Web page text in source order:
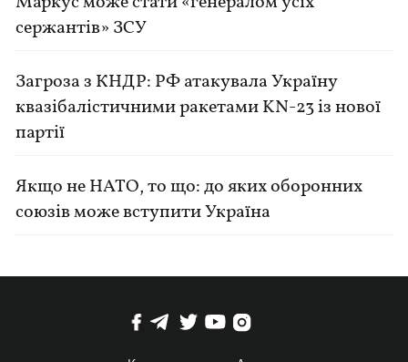
сержантів» ЗСУ
Загроза з КНДР: РФ атакувала Україну
квазібалістичними ракетами KN-23 із нової
партії
Якщо не НАТО, то що: до яких оборонних
союзів може вступити Україна